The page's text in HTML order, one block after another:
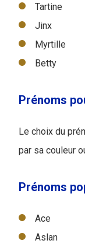
Tartine
Jinx
Myrtille
Betty
Prénoms
Le choix du
par sa couleur
Prénoms
Ace
Aslan